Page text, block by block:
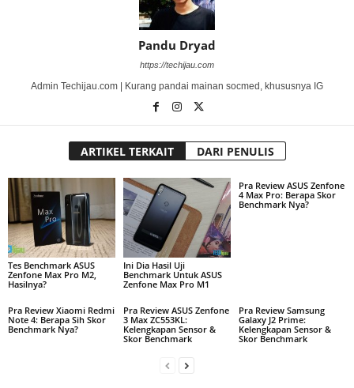
Pandu Dryad
https://techijau.com
Admin Techijau.com | Kurang pandai mainan socmed, khususnya IG
ARTIKEL TERKAIT DARI PENULIS
Tes Benchmark ASUS
Zenfone Max Pro M2,
Hasilnya?
Ini Dia Hasil Uji
Benchmark Untuk ASUS
Zenfone Max Pro M1
Pra Review ASUS Zenfone
4 Max Pro: Berapa Skor
Benchmark Nya?
Pra Review Xiaomi Redmi
Note 4: Berapa Sih Skor
Benchmark Nya?
Pra Review ASUS Zenfone
3 Max ZC553KL:
Kelengkapan Sensor &
Skor Benchmark
Pra Review Samsung
Galaxy J2 Prime:
Kelengkapan Sensor &
Skor Benchmark